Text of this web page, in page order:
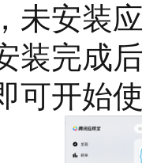
付
物、
操作简
未安装
装完成
可开始